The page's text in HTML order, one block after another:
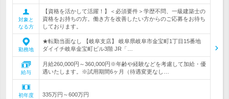
対象と
なる方
【資格を活かして活躍！】＜必須要件＞学歴不問、一級建築士の
資格をお持ちの方。働き方を改善したい方からのご応募をお待ち
しております。
勤務地
★転勤当面なし 【岐阜支店】 岐阜県岐阜市金宝町1丁目15番地
ダイイチ岐阜金宝町ビル3階 JR「…
給与
月給260,000円～360,000円※年齢や経験などを考慮して加給・優
遇いたします。※試用期間6ヶ月（待遇変更なし…
初年度
335万円～600万円